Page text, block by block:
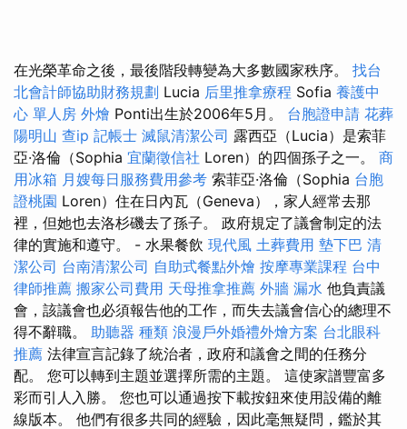
在光榮革命之後，最後階段轉變為大多數國家秩序。 找台
北會計師協助財務規劃 Lucia 后里推拿療程 Sofia 養護中
心 單人房 外燴 Ponti出生於2006年5月。 台胞證申請 花葬
陽明山 查ip 記帳士 滅鼠清潔公司 露西亞（Lucia）是索菲
亞·洛倫（Sophia 宜蘭徵信社 Loren）的四個孫子之一。 商
用冰箱 月嫂每日服務費用參考 索菲亞·洛倫（Sophia 台胞
證桃園 Loren）住在日內瓦（Geneva），家人經常去那
裡，但她也去洛杉磯去了孫子。 政府規定了議會制定的法
律的實施和遵守。 - 水果餐飲 現代風 土葬費用 墊下巴 清
潔公司 台南清潔公司 自助式餐點外燴 按摩專業課程 台中
律師推薦 搬家公司費用 天母推拿推薦 外牆 漏水 他負責議
會，該議會也必須報告他的工作，而失去議會信心的總理不
得不辭職。 助聽器 種類 浪漫戶外婚禮外燴方案 台北眼科
推薦 法律宣言記錄了統治者，政府和議會之間的任務分
配。 您可以轉到主題並選擇所需的主題。 這使家譜豐富多
彩而引人入勝。 您也可以通過按下載按鈕來使用設備的離
線版本。 他們有很多共同的經驗，因此毫無疑問，鑑於其